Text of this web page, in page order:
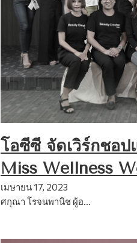
โอซีซี จัดเวิร์กชอป
Miss Wellness
เมษายน 17, 2023
ศกุณา โรจนพานิช ผู้อ…